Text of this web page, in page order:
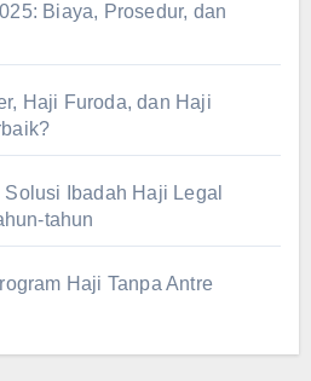
Biaya, Prosedur, dan
Haji Furoda, dan Haji
Ibadah Haji Legal
tahun
Haji Tanpa Antre